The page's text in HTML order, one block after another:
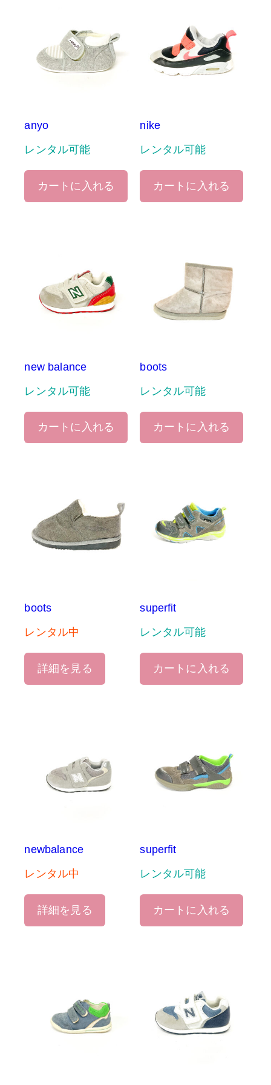
anyo
レンタル可能
カートに入れる
nike
レンタル可能
カートに入れる
new balance
レンタル可能
カートに入れる
boots
レンタル可能
カートに入れる
boots
レンタル中
詳細を見る
superfit
レンタル可能
カートに入れる
newbalance
レンタル中
詳細を見る
superfit
レンタル可能
カートに入れる